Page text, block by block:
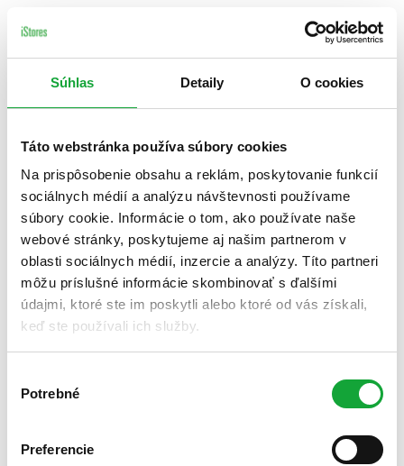
Súhlas Detaily O cookies
Táto webstránka používa súbory cookies
Na prispôsobenie obsahu a reklám, poskytovanie funkcií
sociálnych médií a analýzu návštevnosti používame
súbory cookie. Informácie o tom, ako používate naše
webové stránky, poskytujeme aj našim partnerom v
oblasti sociálnych médií, inzercie a analýzy. Títo partneri
môžu príslušné informácie skombinovať s ďalšími
údajmi, ktoré ste im poskytli alebo ktoré od vás získali,
keď ste používali ich služby.
súhlasu
Potrebné
Preferencie